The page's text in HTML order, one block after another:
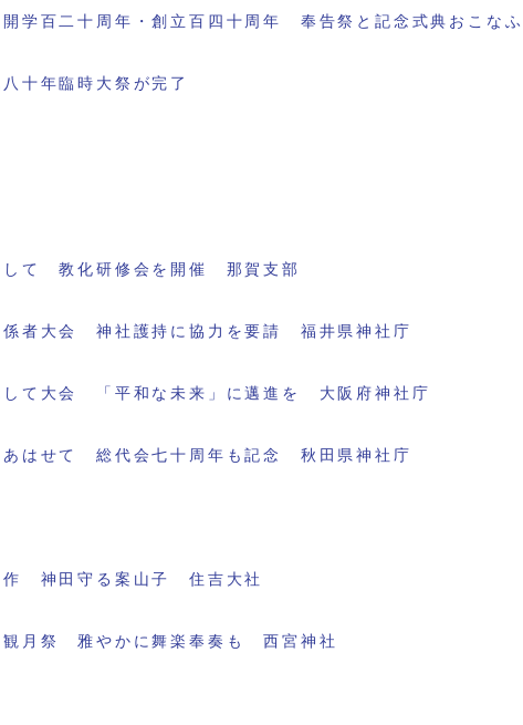
学百二十周年・創立百四十周年 奉告祭と記念式典おこなふ
十年臨時大祭が完了
して 教化研修会を開催 那賀支部
係者大会 神社護持に協力を要請 福井県神社庁
して大会 「平和な未来」に邁進を 大阪府神社庁
あはせて 総代会七十周年も記念 秋田県神社庁
作 神田守る案山子 住吉大社
観月祭 雅やかに舞楽奉奏も 西宮神社